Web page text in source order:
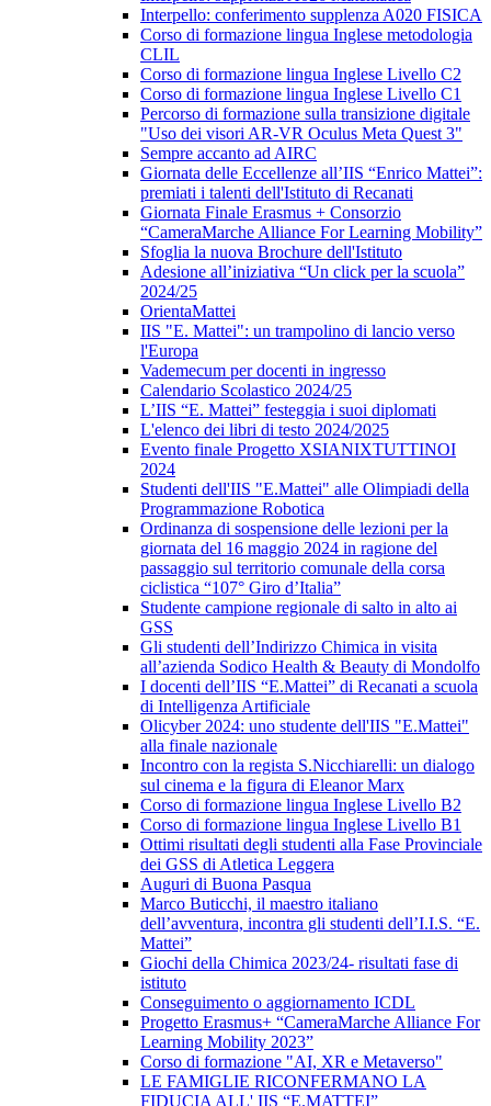
Interpello: conferimento supplenza A020 FISICA
Corso di formazione lingua Inglese metodologia
CLIL
Corso di formazione lingua Inglese Livello C2
Corso di formazione lingua Inglese Livello C1
Percorso di formazione sulla transizione digitale
"Uso dei visori AR-VR Oculus Meta Quest 3"
Sempre accanto ad AIRC
Giornata delle Eccellenze all’IIS “Enrico Mattei”:
premiati i talenti dell'Istituto di Recanati
Giornata Finale Erasmus + Consorzio
“CameraMarche Alliance For Learning Mobility”
Sfoglia la nuova Brochure dell'Istituto
Adesione all’iniziativa “Un click per la scuola”
2024/25
OrientaMattei
IIS "E. Mattei": un trampolino di lancio verso
l'Europa
Vademecum per docenti in ingresso
Calendario Scolastico 2024/25
L’IIS “E. Mattei” festeggia i suoi diplomati
L'elenco dei libri di testo 2024/2025
Evento finale Progetto XSIANIXTUTTINOI
2024
Studenti dell'IIS "E.Mattei" alle Olimpiadi della
Programmazione Robotica
Ordinanza di sospensione delle lezioni per la
giornata del 16 maggio 2024 in ragione del
passaggio sul territorio comunale della corsa
ciclistica “107° Giro d’Italia”
Studente campione regionale di salto in alto ai
GSS
Gli studenti dell’Indirizzo Chimica in visita
all’azienda Sodico Health & Beauty di Mondolfo
I docenti dell’IIS “E.Mattei” di Recanati a scuola
di Intelligenza Artificiale
Olicyber 2024: uno studente dell'IIS "E.Mattei"
alla finale nazionale
Incontro con la regista S.Nicchiarelli: un dialogo
sul cinema e la figura di Eleanor Marx
Corso di formazione lingua Inglese Livello B2
Corso di formazione lingua Inglese Livello B1
Ottimi risultati degli studenti alla Fase Provinciale
dei GSS di Atletica Leggera
Auguri di Buona Pasqua
Marco Buticchi, il maestro italiano
dell’avventura, incontra gli studenti dell’I.I.S. “E.
Mattei”
Giochi della Chimica 2023/24- risultati fase di
istituto
Conseguimento o aggiornamento ICDL
Progetto Erasmus+ “CameraMarche Alliance For
Learning Mobility 2023”
Corso di formazione "AI, XR e Metaverso"
LE FAMIGLIE RICONFERMANO LA
FIDUCIA ALL' IIS “E.MATTEI”